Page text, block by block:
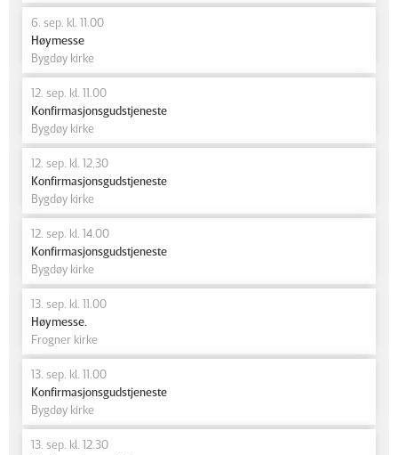
6. sep. kl. 11.00
Høymesse
Bygdøy kirke
12. sep. kl. 11.00
Konfirmasjonsgudstjeneste
Bygdøy kirke
12. sep. kl. 12.30
Konfirmasjonsgudstjeneste
Bygdøy kirke
12. sep. kl. 14.00
Konfirmasjonsgudstjeneste
Bygdøy kirke
13. sep. kl. 11.00
Høymesse.
Frogner kirke
13. sep. kl. 11.00
Konfirmasjonsgudstjeneste
Bygdøy kirke
13. sep. kl. 12.30